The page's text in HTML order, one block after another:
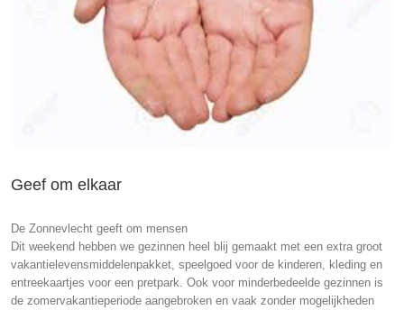
Geef om elkaar
De Zonnevlecht geeft om mensen
Dit weekend hebben we gezinnen heel blij gemaakt met een extra groot
vakantielevensmiddelenpakket, speelgoed voor de kinderen, kleding en
entreekaartjes voor een pretpark. Ook voor minderbedeelde gezinnen is
de zomervakantieperiode aangebroken en vaak zonder mogelijkheden